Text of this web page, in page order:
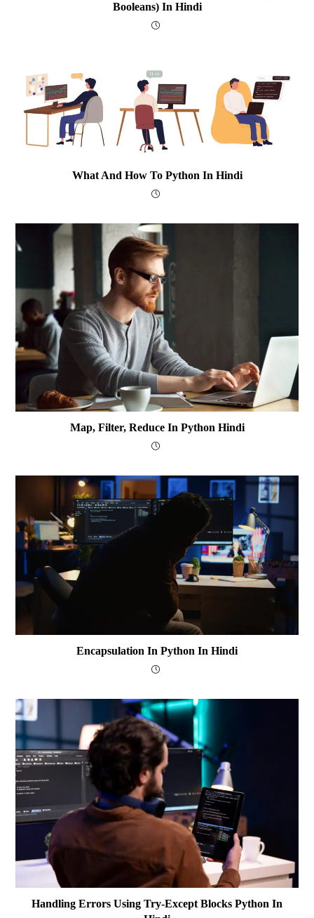
Booleans) In Hindi
What And How To Python In Hindi
Map, Filter, Reduce In Python Hindi
Encapsulation In Python In Hindi
Handling Errors Using Try-Except Blocks Python In